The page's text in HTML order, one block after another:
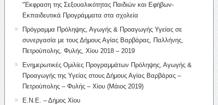
“Έκφραση της Σεξουαλικότητας Παιδιών και Εφήβων-
Εκπαιδευτικά Προγράμματα στα σχολεία
Πρόγραμμα Πρόληψης, Αγωγής & Προαγωγής Υγείας σε
συνεργασία με τους Δήμους Αγίας Βαρβάρας, Παλλήνης,
Πετρούπολης, Φυλής, Χίου 2018 – 2019
Ενημερωτικές Ομιλίες Προγραμμάτων Πρόληψης, Αγωγής &
Προαγωγής της Υγείας στους Δήμους Αγίας Βαρβάρας –
Πετρούπολης – Φυλής – Χίου (Μάιος 2019)
Ε.Ν.Ε. – Δήμος Χίου